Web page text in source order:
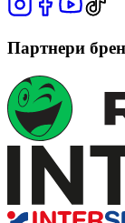
Партнери